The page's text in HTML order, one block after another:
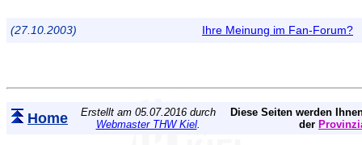
(27.10.2003) Ihre Meinung im Fan-Forum?
Home
Erstellt am 05.07.2016 durch
Webmaster THW Kiel.
Diese Seiten werden
der